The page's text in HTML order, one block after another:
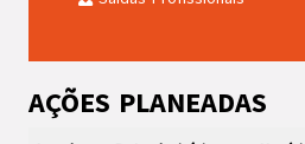
AÇÕES PLANEADAS